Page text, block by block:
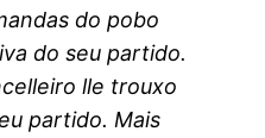
do pobo
do seu partido.
lle trouxo
partido. Mais